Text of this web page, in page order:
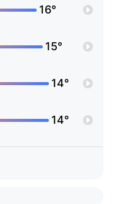
16°
15°
14°
14°